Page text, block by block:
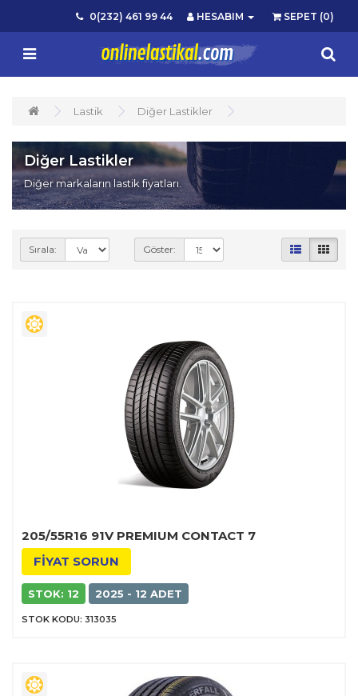
0(232) 461 99 44 HESABIM SEPET (0)
Lastik Diğer Lastikler
Diğer Lastikler
Diğer markaların lastik fiyatları.
Sırala: Göster:
205/55R16 91V PREMIUM CONTACT 7
FİYAT SORUN
STOK: 12 2025 - 12 ADET
STOK KODU: 313035